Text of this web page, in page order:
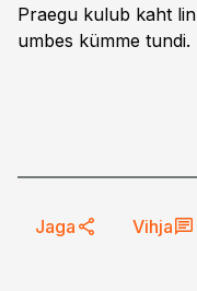
Praegu kulub kaht
umbes kümme tundi.
Jaga Vihja